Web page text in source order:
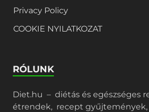
Privacy Policy
COOKIE NYILATKOZAT
RÓLUNK
Diet.hu – diétás és egészséges
étrendek, recept gyűjtemények,